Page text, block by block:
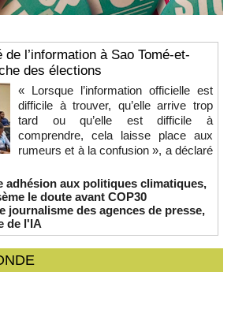
de l’information à Sao Tomé-et-
des élections
« Lorsque l’information officielle est
difficile à trouver, qu’elle arrive trop
tard ou qu’elle est difficile à
comprendre, cela laisse place aux
rumeurs et à la confusion », a déclaré
adhésion aux politiques climatiques,
le doute avant COP30
journalisme des agences de presse,
de l'IA